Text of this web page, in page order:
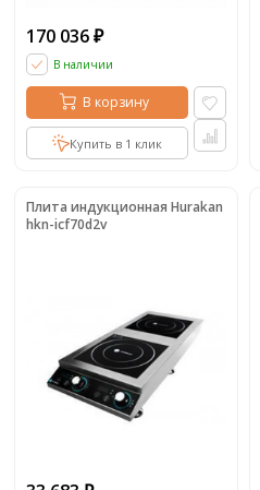
170 036 ₽
В наличии
В корзину
Купить в 1 клик
Плита индукционная Hurakan
hkn-icf70d2v